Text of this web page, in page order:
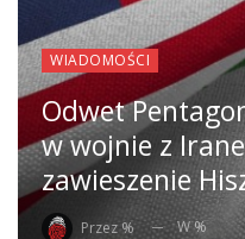
WIADOMOŚCI
Odwet
w wojnie z
zawieszenie
Przez % W %